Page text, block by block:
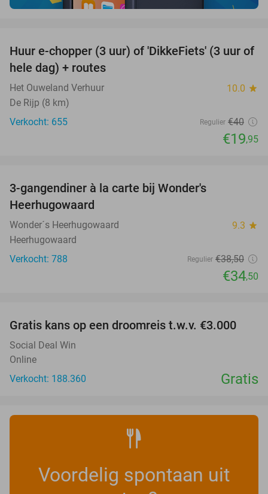
50%
Huur e-chopper (3 uur) of 'DikkeFiets' (3 uur of
hele dag) + routes
Het Ouweland Verhuur 10.0 star
De Rijp (8 km)
Verkocht: 655
Regulier €40
€19,95
3-gangendiner à la carte bij Wonder's
Heerhugowaard
Wonder´s Heerhugowaard 9.3 star
Heerhugowaard
Verkocht: 788
Regulier €38,50
€34,50
Gratis kans op een droomreis t.w.v. €3.000
Social Deal Win
Online
Verkocht: 188.360
Gratis
Voordelig spontaan uit